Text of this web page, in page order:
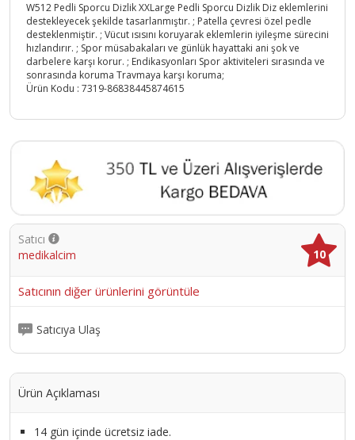
W512 Pedli Sporcu Dizlik XXLarge Pedli Sporcu Dizlik Diz eklemlerini
destekleyecek şekilde tasarlanmıştır. ; Patella çevresi özel pedle
desteklenmiştir. ; Vücut ısısını koruyarak eklemlerin iyileşme sürecini
hızlandırır. ; Spor müsabakaları ve günlük hayattaki ani şok ve
darbelere karşı korur. ; Endikasyonları Spor aktiviteleri sırasında ve
sonrasında koruma Travmaya karşı koruma;
Ürün Kodu : 7319-86838445874615
Satıcı
medikalcim
10
Satıcının diğer ürünlerini görüntüle
Satıcıya Ulaş
Ürün Açıklaması
14 gün içinde ücretsiz iade.